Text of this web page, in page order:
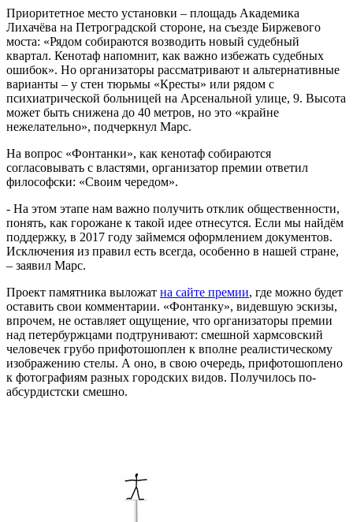
Приоритетное место установки – площадь Академика
Лихачёва на Петроградской стороне, на съезде Биржевого
моста: «Рядом собираются возводить новый судебный
квартал. Кенотаф напомнит, как важно избежать судебных
ошибок». Но организаторы рассматривают и альтернативные
варианты – у стен тюрьмы «Кресты» или рядом с
психиатрической больницей на Арсенальной улице, 9. Высота
может быть снижена до 40 метров, но это «крайне
нежелательно», подчеркнул Марс.
На вопрос «Фонтанки», как кенотаф собираются
согласовывать с властями, организатор премии ответил
философски: «Своим чередом».
- На этом этапе нам важно получить отклик общественности,
понять, как горожане к такой идее отнесутся. Если мы найдём
поддержку, в 2017 году займемся оформлением документов.
Исключения из правил есть всегда, особенно в нашей стране,
– заявил Марс.
Проект памятника выложат на сайте премии, где можно будет
оставить свои комментарии. «Фонтанку», видевшую эскизы,
впрочем, не оставляет ощущение, что организаторы премии
над петербуржцами подтрунивают: смешной хармсовский
человечек грубо прифотошоплен к вполне реалистическому
изображению стелы. А оно, в свою очередь, прифотошоплено
к фотографиям разных городских видов. Получилось по-
абсурдистски смешно.